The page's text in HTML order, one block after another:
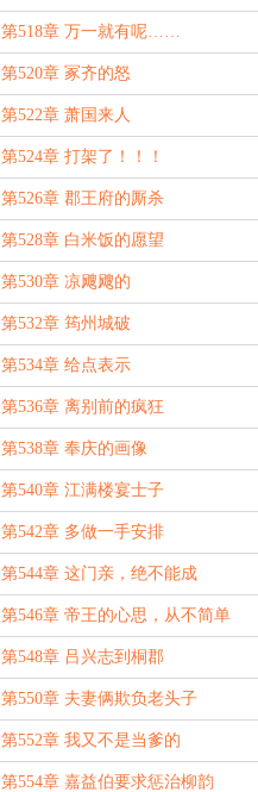
第518章 万一就有呢……
第520章 冢齐的怒
第522章 萧国来人
第524章 打架了！！！
第526章 郡王府的厮杀
第528章 白米饭的愿望
第530章 凉飕飕的
第532章 筠州城破
第534章 给点表示
第536章 离别前的疯狂
第538章 奉庆的画像
第540章 江满楼宴士子
第542章 多做一手安排
第544章 这门亲，绝不能成
第546章 帝王的心思，从不简单
第548章 吕兴志到桐郡
第550章 夫妻俩欺负老头子
第552章 我又不是当爹的
第554章 嘉益伯要求惩治柳韵